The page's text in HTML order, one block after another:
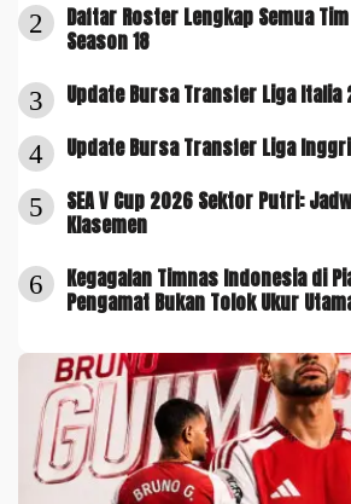
2
Daftar Roster Lengkap Semua
Season 18
3 Update Bursa Transfer Liga
4 Update Bursa Transfer Liga
5
SEA V Cup 2026 Sektor Putri:
Klasemen
6
Kegagalan Timnas Indonesia di
Pengamat Bukan Tolok Ukur